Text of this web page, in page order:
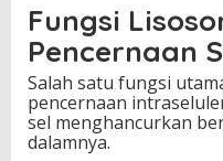
Fungsi
Pencernaan
Salah satu fungsi
pencernaan
sel menghancurkan
dalamnya.